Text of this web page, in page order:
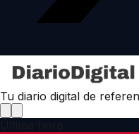
Tu diario digital de